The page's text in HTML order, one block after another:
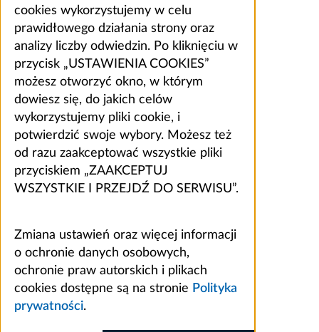
cookies wykorzystujemy w celu
prawidłowego działania strony oraz
analizy liczby odwiedzin. Po kliknięciu w
przycisk „USTAWIENIA COOKIES”
możesz otworzyć okno, w którym
dowiesz się, do jakich celów
wykorzystujemy pliki cookie, i
potwierdzić swoje wybory. Możesz też
od razu zaakceptować wszystkie pliki
przyciskiem „ZAAKCEPTUJ
WSZYSTKIE I PRZEJDŹ DO SERWISU”.
Zmiana ustawień oraz więcej informacji
o ochronie danych osobowych,
ochronie praw autorskich i plikach
cookies dostępne są na stronie Polityka
prywatności.